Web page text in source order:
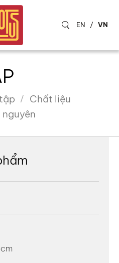
EN / VN
Chất liệu
nguyên